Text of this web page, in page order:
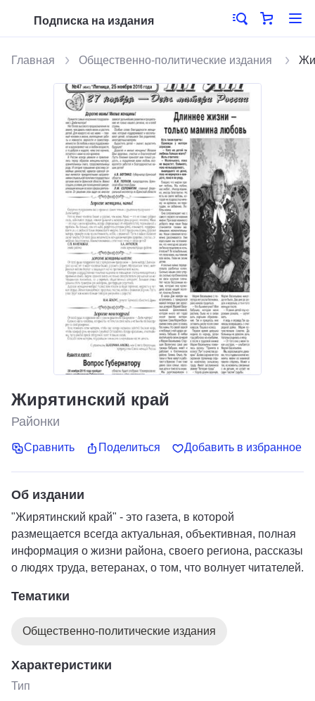
Подписка на издания
Главная Общественно-политические издания
Жирятинский край
Районки
Сравнить Поделиться Добавить в избранное
Об издании
"Жирятинский край" - это газета, в которой
размещается всегда актуальная, объективная, полная
информация о жизни района, своего региона, рассказы
о людях труда, ветеранах, о том, что волнует читателей.
Тематики
Общественно-политические издания
Характеристики
Тип